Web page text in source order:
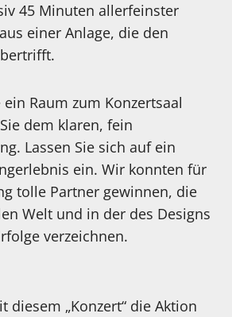
45 Minuten allerfeinster
einer Anlage, die den
Raum zum Konzertsaal
dem klaren, fein
Lassen Sie sich auf ein
ein. Wir konnten für
tolle Partner gewinnen, die
Welt und in der des Designs
verzeichnen.
diesem „Konzert“ die Aktion